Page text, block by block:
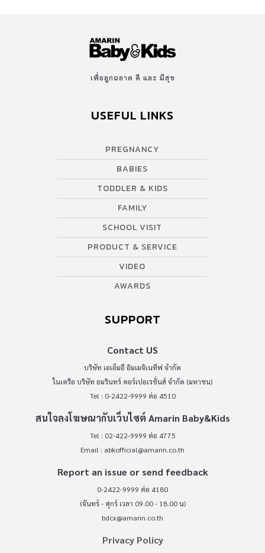
เพื่อลูกฉลาด ดี และ มีสุข
USEFUL LINKS
PREGNANCY
BABIES
TODDLER & KIDS
FAMILY
SCHOOL VISIT
PRODUCT & SERVICE
VIDEO
AWARDS
SUPPORT
Contact US
บริษัท เอเอ็มอี อิมเมจิเนทีฟ จำกัด
ในเครือ บริษัท อมรินทร์ คอร์เปอเรชั่นส์ จำกัด (มหาชน)
Tel : 0-2422-9999 ต่อ 4510
สนใจลงโฆษณากับเว็บไซต์ Amarin Baby&Kids
Tel : 02-422-9999 ต่อ 4775
Email : abkofficial@amarin.co.th
Report an issue or send feedback
0-2422-9999 ต่อ 4180
(จันทร์ - ศุกร์ เวลา 09.00 - 18.00 น)
bdcx@amarin.co.th
Privacy Policy